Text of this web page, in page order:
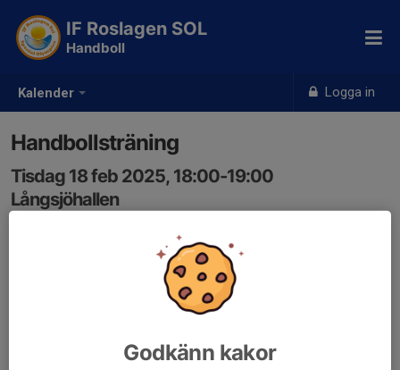
Kalender Logga in
IF Roslagen SOL
Handboll
Handbollsträning
Tisdag 18 feb 2025, 18:00-19:00
Långsjöhallen
Godkänn kakor